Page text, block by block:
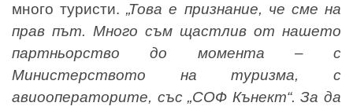
много туристи. „Това е признание, че сме на
прав път. Много съм щастлив от нашето
партньорство до момента – с
Министерството на туризма, с
авиооператорите, със „СОФ Кънект“. За да